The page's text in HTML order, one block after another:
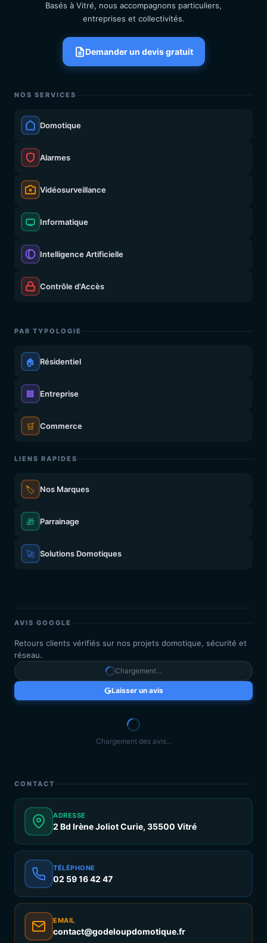
Basés à Vitré, nous accompagnons particuliers,
entreprises et collectivités.
Demander un devis gratuit
NOS SERVICES
Domotique
Alarmes
Vidéosurveillance
Informatique
Intelligence Artificielle
Contrôle d'Accès
PAR TYPOLOGIE
🏠 Résidentiel
🏢 Entreprise
🛒 Commerce
LIENS RAPIDES
🏷️ Nos Marques
🎁 Parrainage
🚀 Solutions Domotiques
AVIS GOOGLE
Retours clients vérifiés sur nos projets domotique, sécurité et
réseau.
Chargement...
Laisser un avis
Chargement des avis...
CONTACT
ADRESSE
2 Bd Irène Joliot Curie, 35500 Vitré
TÉLÉPHONE
02 59 16 42 47
EMAIL
contact@godeloupdomotique.fr